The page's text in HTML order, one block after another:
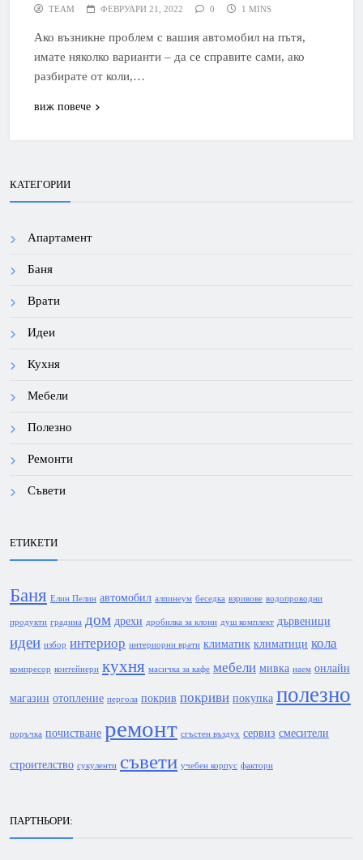
TEAM ФЕВРУАРИ 21, 2022 0 1 MINS
Ако възникне проблем с вашия автомобил на пътя,
имате няколко варианти – да се справите сами, ако
разбирате от коли,…
виж повече
КАТЕГОРИИ
Апартамент
Баня
Врати
Идеи
Кухня
Мебели
Полезно
Ремонти
Съвети
ЕТИКЕТИ
Баня Елин Пелин автомобил алпинеум беседка взривове водопроводни
продукти градина дом дрехи дробилка за клони душ комплект дървеници
идеи избор интериор интериорни врати климатик климатици кола
компресор контейнери кухня масичка за кафе мебели мивка наем онлайн
магазин отопление пергола покрив покриви покупка полезно
поръчка почистване ремонт сгъстен въздух сервиз смесители
строителство сукуленти съвети учебен корпус фактори
ПАРТНЬОРИ: